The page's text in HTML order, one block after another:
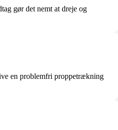
gør det nemt at dreje og
en problemfri proppetrækning